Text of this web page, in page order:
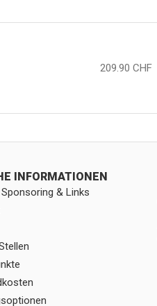
209.90 CHF
INFORMATIONEN
& Links